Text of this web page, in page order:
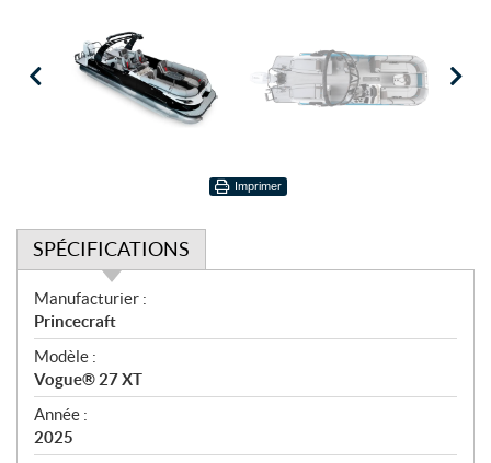
Imprimer
SPÉCIFICATIONS
S
p
é
c
i
f
i
Manufacturier :
Princecraft
Modèle :
Vogue® 27 XT
Année :
2025